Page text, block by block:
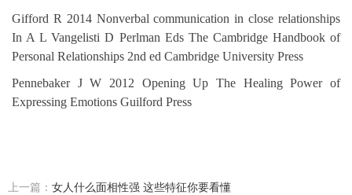
Gifford R 2014 Nonverbal communication in close relationships
In A L Vangelisti D Perlman Eds The Cambridge Handbook of
Personal Relationships 2nd ed Cambridge University Press
Pennebaker J W 2012 Opening Up The Healing Power of
Expressing Emotions Guilford Press
上一篇： 女人什么面相性强 这些特征你要看懂